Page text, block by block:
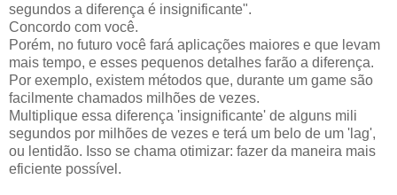
segundos a diferença é insignificante".
Concordo com você.
Porém, no futuro você fará aplicações maiores e que levam
mais tempo, e esses pequenos detalhes farão a diferença.
Por exemplo, existem métodos que, durante um game são
facilmente chamados milhões de vezes.
Multiplique essa diferença 'insignificante' de alguns mili
segundos por milhões de vezes e terá um belo de um 'lag',
ou lentidão. Isso se chama otimizar: fazer da maneira mais
eficiente possível.